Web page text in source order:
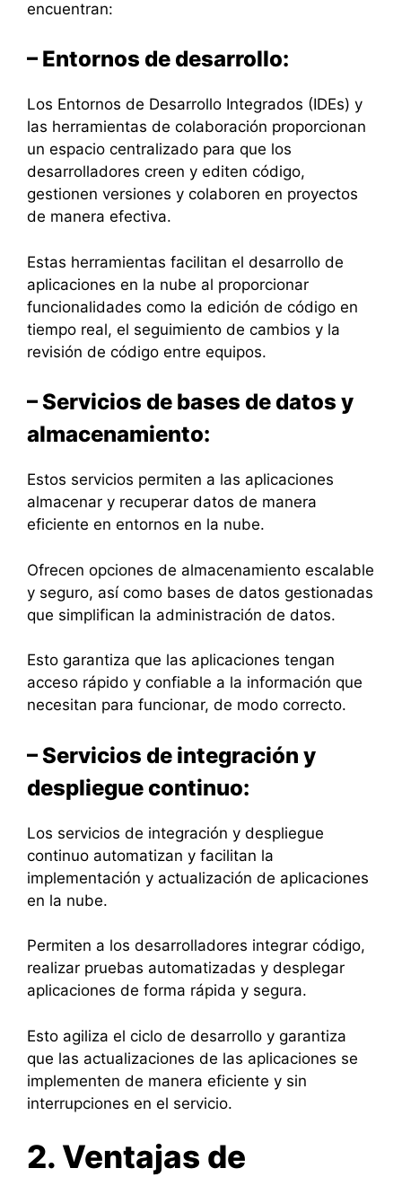
encuentran:
– Entornos de desarrollo:
Los Entornos de Desarrollo Integrados (IDEs) y
las herramientas de colaboración proporcionan
un espacio centralizado para que los
desarrolladores creen y editen código,
gestionen versiones y colaboren en proyectos
de manera efectiva.
Estas herramientas facilitan el desarrollo de
aplicaciones en la nube al proporcionar
funcionalidades como la edición de código en
tiempo real, el seguimiento de cambios y la
revisión de código entre equipos.
– Servicios de bases de datos y
almacenamiento:
Estos servicios permiten a las aplicaciones
almacenar y recuperar datos de manera
eficiente en entornos en la nube.
Ofrecen opciones de almacenamiento escalable
y seguro, así como bases de datos gestionadas
que simplifican la administración de datos.
Esto garantiza que las aplicaciones tengan
acceso rápido y confiable a la información que
necesitan para funcionar, de modo correcto.
– Servicios de integración y
despliegue continuo:
Los servicios de integración y despliegue
continuo automatizan y facilitan la
implementación y actualización de aplicaciones
en la nube.
Permiten a los desarrolladores integrar código,
realizar pruebas automatizadas y desplegar
aplicaciones de forma rápida y segura.
Esto agiliza el ciclo de desarrollo y garantiza
que las actualizaciones de las aplicaciones se
implementen de manera eficiente y sin
interrupciones en el servicio.
2. Ventajas de